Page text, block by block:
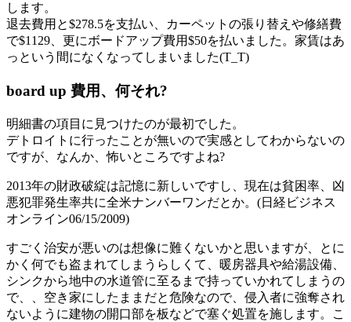
します。
退去費用と$278.5を支払い、カーペットの張り替えや修繕費
で$1129、更にボードアップ費用$50を払いました。家賃はあ
っという間になくなってしまいました(T_T)
board up 費用、何それ?
明細書の項目に見つけたのが最初でした。
デトロイトに行ったことが無いので実感としてわからないの
ですが、なんか、怖いところですよね?
2013年の財政破綻は記憶に新しいですし、現在は貧困率、凶
悪犯罪発生率共に全米ナンバーワンだとか。(日経ビジネス
オンライン06/15/2009)
すごく治安が悪いのは想像に難くないかと思いますが、とに
かく何でも盗まれてしまうらしくて、暖房器具や給湯設備、
シンクから地中の水道管に至るまで持っていかれてしまうの
で、、空き家にしたままだと危険なので、侵入者に強奪され
ないように建物の開口部を板などで塞ぐ処置を施します。こ